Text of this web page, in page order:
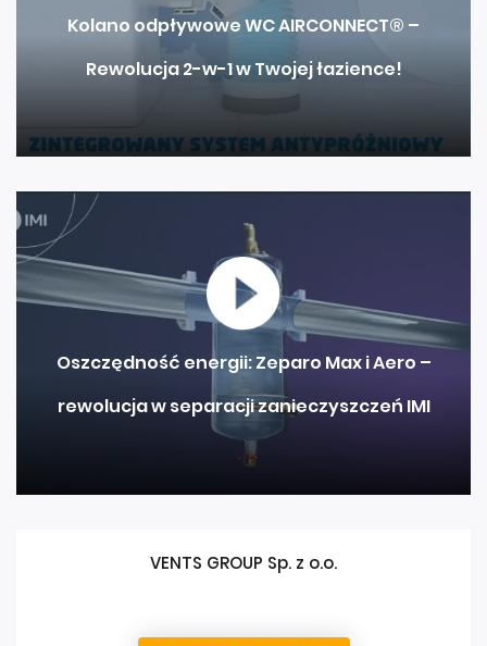
Kolano odpływowe WC AIRCONNECT® –
Rewolucja 2-w-1 w Twojej łazience!
Oszczędność energii: Zeparo Max i Aero –
rewolucja w separacji zanieczyszczeń IMI
VENTS GROUP Sp. z o.o.